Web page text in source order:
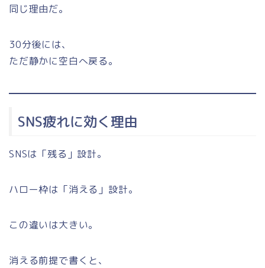
同じ理由だ。
30分後には、
ただ静かに空白へ戻る。
SNS疲れに効く理由
SNSは「残る」設計。
ハロー枠は「消える」設計。
この違いは大きい。
消える前提で書くと、